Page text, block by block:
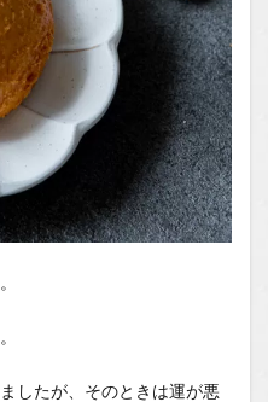
したが、そのときは運が悪